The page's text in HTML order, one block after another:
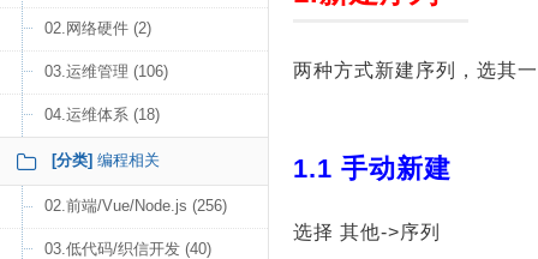
02.网络硬件 (2)
03.运维管理 (106)
04.运维体系 (18)
[分类] 编程相关
02.前端/Vue/Node.js (256)
03.低代码/织信开发 (40)
两种方式新建序列，选其
1.1 手动新建
选择 其他->序列